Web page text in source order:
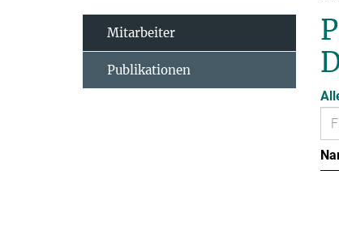
Mitarbeiter
Publikationen